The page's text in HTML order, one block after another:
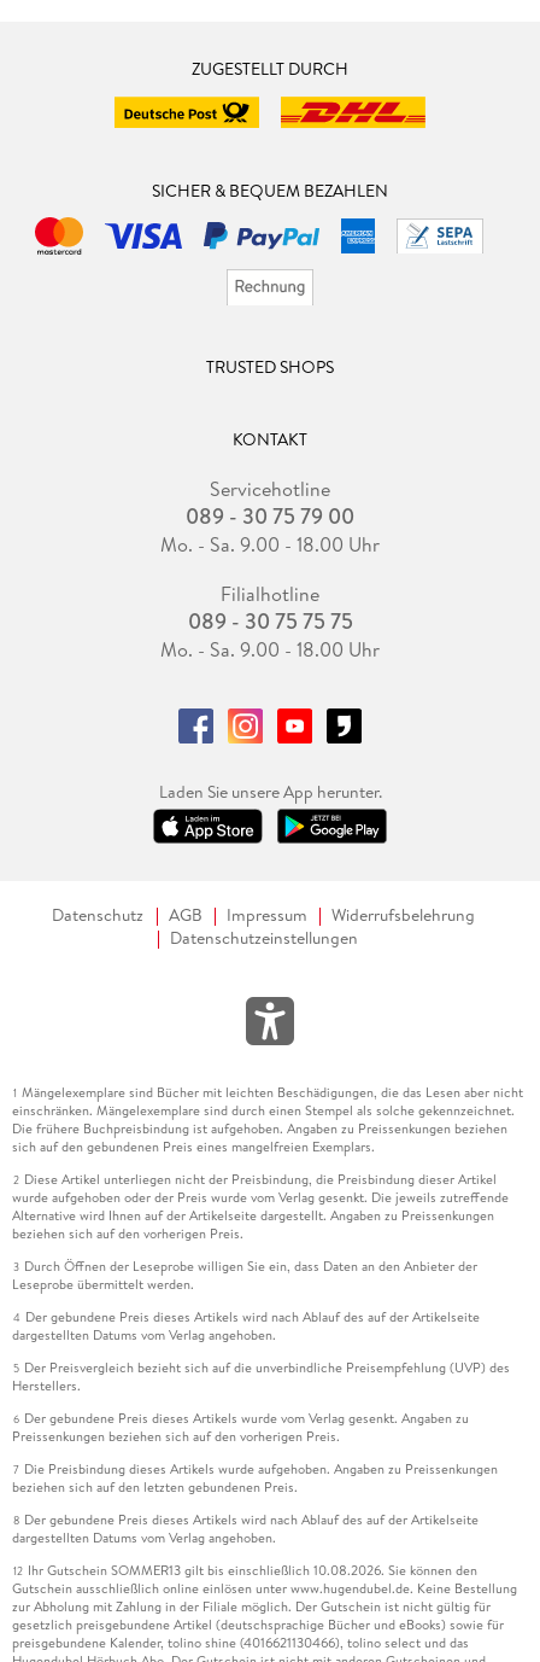
ZUGESTELLT DURCH
SICHER & BEQUEM BEZAHLEN
TRUSTED SHOPS
KONTAKT
Servicehotline
089 - 30 75 79 00
Mo. - Sa. 9.00 - 18.00 Uhr
Filialhotline
089 - 30 75 75 75
Mo. - Sa. 9.00 - 18.00 Uhr
Laden Sie unsere App herunter.
Datenschutz AGB Impressum
Widerrufsbelehrung
Datenschutzeinstellungen
1 Mängelexemplare sind Bücher mit leichten Beschädigungen, die das Lesen aber nicht
einschränken. Mängelexemplare sind durch einen Stempel als solche gekennzeichnet.
Die frühere Buchpreisbindung ist aufgehoben. Angaben zu Preissenkungen beziehen
sich auf den gebundenen Preis eines mangelfreien Exemplars.
2 Diese Artikel unterliegen nicht der Preisbindung, die Preisbindung dieser Artikel
wurde aufgehoben oder der Preis wurde vom Verlag gesenkt. Die jeweils zutreffende
Alternative wird Ihnen auf der Artikelseite dargestellt. Angaben zu Preissenkungen
beziehen sich auf den vorherigen Preis.
3 Durch Öffnen der Leseprobe willigen Sie ein, dass Daten an den Anbieter der
Leseprobe übermittelt werden.
4 Der gebundene Preis dieses Artikels wird nach Ablauf des auf der Artikelseite
dargestellten Datums vom Verlag angehoben.
5 Der Preisvergleich bezieht sich auf die unverbindliche Preisempfehlung (UVP) des
Herstellers.
6 Der gebundene Preis dieses Artikels wurde vom Verlag gesenkt. Angaben zu
Preissenkungen beziehen sich auf den vorherigen Preis.
7 Die Preisbindung dieses Artikels wurde aufgehoben. Angaben zu Preissenkungen
beziehen sich auf den letzten gebundenen Preis.
8 Der gebundene Preis dieses Artikels wird nach Ablauf des auf der Artikelseite
dargestellten Datums vom Verlag angehoben.
12 Ihr Gutschein SOMMER13 gilt bis einschließlich 10.08.2026. Sie können den
Gutschein ausschließlich online einlösen unter www.hugendubel.de. Keine Bestellung
zur Abholung mit Zahlung in der Filiale möglich. Der Gutschein ist nicht gültig für
gesetzlich preisgebundene Artikel (deutschsprachige Bücher und eBooks) sowie für
preisgebundene Kalender, tolino shine (4016621130466), tolino select und das